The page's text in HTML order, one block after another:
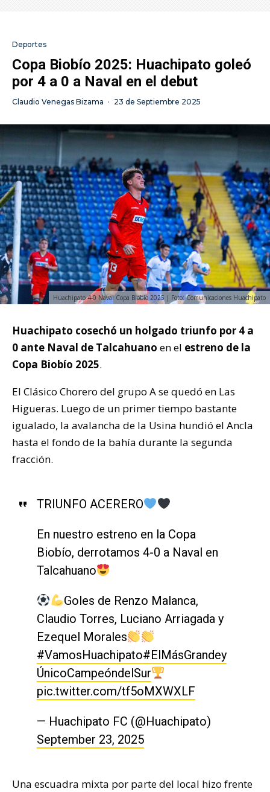
Deportes
Copa Biobío 2025: Huachipato goleó
por 4 a 0 a Naval en el debut
Claudio Venegas Bizama · 23 de Septiembre 2025
Huachipato 4-0 Naval Copa Biobío 2025 | Foto: Comunicaciones Huachipato
Huachipato cosechó un holgado triunfo por 4 a
0 ante Naval de Talcahuano en el estreno de la
Copa Biobío 2025.
El Clásico Chorero del grupo A se quedó en Las
Higueras. Luego de un primer tiempo bastante
igualado, la avalancha de la Usina hundió el Ancla
hasta el fondo de la bahía durante la segunda
fracción.
TRIUNFO ACERERO
En nuestro estreno en la Copa
Biobío, derrotamos 4-0 a Naval en
Talcahuano
Goles de Renzo Malanca,
Claudio Torres, Luciano Arriagada y
Ezequel Morales
#VamosHuachipato#ElMásGrandey
ÚnicoCampeóndelSur
pic.twitter.com/tf5oMXWXLF
— Huachipato FC (@Huachipato)
September 23, 2025
Una escuadra mixta por parte del local hizo frente